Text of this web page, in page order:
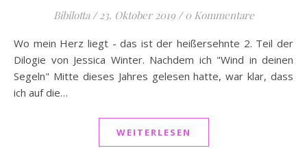
Bibilotta / 23. Oktober 2019 / 0 Kommentare
Wo mein Herz liegt - das ist der heißersehnte 2. Teil der
Dilogie von Jessica Winter. Nachdem ich "Wind in deinen
Segeln" Mitte dieses Jahres gelesen hatte, war klar, dass
ich auf die…
WEITERLESEN